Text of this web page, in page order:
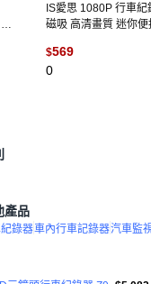
IS愛思 1080P 行車紀
磁吸 高清畫質 迷你便
拇指相機 標配單機
$569
0
產品
錄器車內行車記錄器汽車監